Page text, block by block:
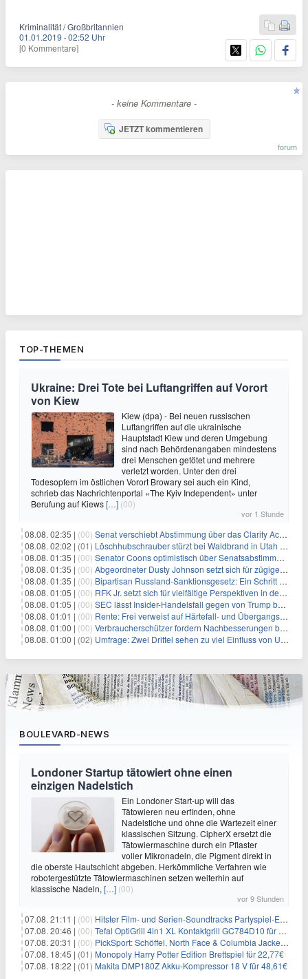
Kriminalität / Großbritannien
01.01.2019 ·02:52 Uhr
[0 Kommentare]
- keine Kommentare -
JETZT kommentieren
forum
TOP-THEMEN
Ukraine: Drei Tote bei Luftangriffen auf Vorort
von Kiew
Kiew (dpa) - Bei neuen russischen
Luftangriffen auf die ukrainische
Hauptstadt Kiew und deren Umgebung
sind nach Behördenangaben mindestens
drei Menschen getötet und mehrere
verletzt worden. Unter den drei
Todesopfern im östlichen Vorort Browary sei auch ein Kind,
schrieb das Nachrichtenportal «The Kyiv Independent» unter
Berufung auf Kiews[…] (00)
vor 1 Stunde
08.08. 02:35 | (00) Senat verschiebt Abstimmung über das Clarity Act: Auswirkungen auf Unternehmen und das Vertrauen der Investoren
08.08. 02:02 | (01) Löschhubschrauber stürzt bei Waldbrand in Utah ab
08.08. 01:35 | (00) Senator Coons optimistisch über Senatsabstimmungen angesichts von Finanzierungsbedenken
08.08. 01:35 | (00) Abgeordneter Dusty Johnson setzt sich für zügige Regierungsfinanzierung angesichts von Shutdown-Risiken ein
08.08. 01:35 | (00) Bipartisan Russland-Sanktionsgesetz: Ein Schritt in Richtung Energieunabhängigkeit
08.08. 01:05 | (00) RFK Jr. setzt sich für vielfältige Perspektiven in der Gesundheitspolitik beim CDC-Gedenkakt ein
08.08. 01:05 | (00) SEC lässt Insider-Handelsfall gegen von Trump begnadigten Manager fallen
08.08. 01:01 | (00) Rente: Frei verweist auf Härtefall- und Übergangsregelungen
08.08. 01:00 | (00) Verbraucherschützer fordern Nachbesserungen bei Frühstartrente
08.08. 01:00 | (02) Umfrage: Zwei Drittel sehen zu viel Einfluss von US-Tech-Konzernen
BOULEVARD-NEWS
Londoner Startup tätowiert ohne einen
einzigen Nadelstich
Ein Londoner Start-up will das
Tätowieren neu erfinden, ohne
Nadelstiche und ohne die Wartezeit einer
klassischen Sitzung. CipherX ersetzt die
Tätowiermaschine durch ein Pflaster
voller Mikronadeln, die Pigment direkt in
die oberste Hautschicht abgeben. Herkömmliche Verfahren wie
robotergestützte Tätowiermaschinen setzen weiterhin auf
klassische Nadeln, […] (00)
vor 9 Stunden
07.08. 21:11 | (00) Hitster Film- und Serien-Soundtracks Partyspiel-Erweiterung für 6,99€
07.08. 20:46 | (00) Tefal OptiGrill 4in1 XL Kontaktgrill GC784D10 für 239,99€
07.08. 20:31 | (00) PickSport: Schöffel, North Face & Columbia Jacken ab 39,60€
07.08. 18:45 | (01) Monopoly Harry Potter Edition Brettspiel für 22,77€
07.08. 18:22 | (01) Makita DMP180Z Akku-Kompressor 18 V für 48,61€